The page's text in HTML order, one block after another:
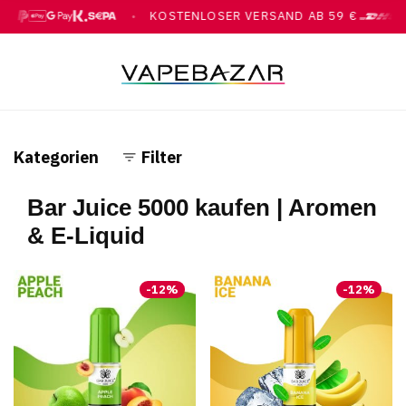
PAY, KLARNA, ÜBERWEISUNG
● KOSTENLOSER VERSAND AB 59 €
MIT DHL
Kategorien Filter
Bar Juice 5000 kaufen | Aromen
& E-Liquid
-12% -12%